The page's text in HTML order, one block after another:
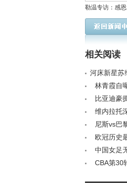
勒温专访：感
九年时光，利
职业生涯新篇章
相关阅读
河床新星苏
夺，夏季窗
林青霞自
反应令人意
比亚迪豪
车格局？< /
维内拉托
卢卡库心态
尼斯vs巴
克瓦拉茨赫
欧冠历史
是真正的禁
中国女足
CBA第30